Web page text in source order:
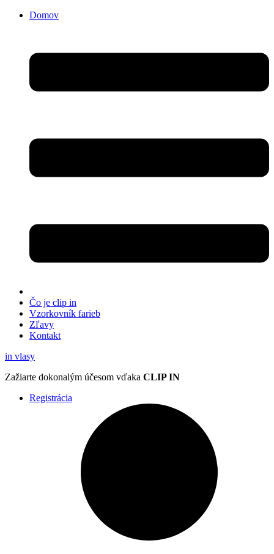
Domov
Čo je clip in
Vzorkovník farieb
Zľavy
Kontakt
in vlasy
Zažiarte dokonalým účesom vďaka CLIP IN
Registrácia